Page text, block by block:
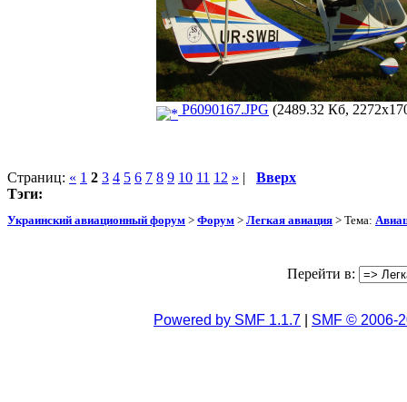
P6090167.JPG (2489.32 Кб,
Страниц: « 1 2 3 4 5 6 7 8 9 10 11 12 » | Вверх
Тэги:
Украинский авиационный форум > Форум > Легкая авиация > Тема:
Перейти в:
Powered by SMF 1.1.7 SMF © 2006-